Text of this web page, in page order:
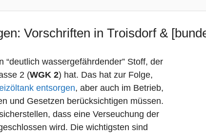
Vorschriften in Troisdorf &
“deutlich wassergefährdender” Stoff, der
2 (WGK 2) hat. Das hat zur Folge,
entsorgen, aber auch im Betrieb,
und Gesetzen berücksichtigen müssen.
dass eine Verseuchung der
wird. Die wichtigsten sind